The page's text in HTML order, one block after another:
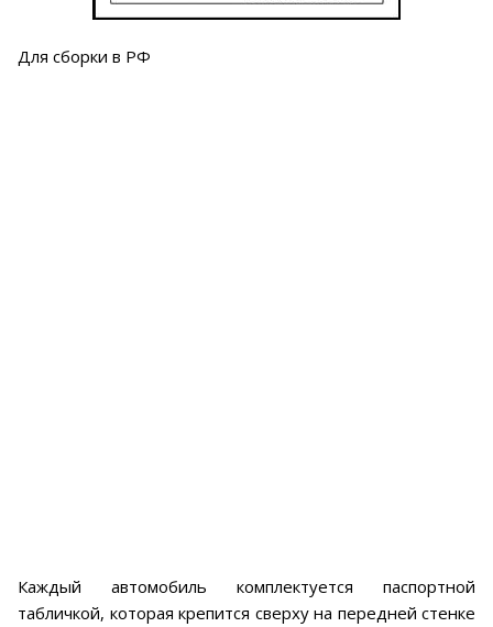
Для сборки в РФ
Каждый автомобиль комплектуется паспортной
табличкой, которая крепится сверху на передней стенке